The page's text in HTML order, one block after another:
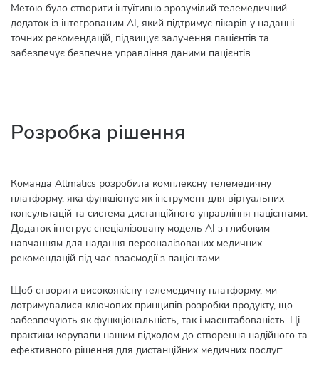
Метою було створити інтуїтивно зрозумілий телемедичний
додаток із інтегрованим AI, який підтримує лікарів у наданні
точних рекомендацій, підвищує залучення пацієнтів та
забезпечує безпечне управління даними пацієнтів.
Розробка рішення
Команда Allmatics розробила комплексну телемедичну
платформу, яка функціонує як інструмент для віртуальних
консультацій та система дистанційного управління пацієнтами.
Додаток інтегрує спеціалізовану модель AI з глибоким
навчанням для надання персоналізованих медичних
рекомендацій під час взаємодії з пацієнтами.
Щоб створити високоякісну телемедичну платформу, ми
дотримувалися ключових принципів розробки продукту, що
забезпечують як функціональність, так і масштабованість. Ці
практики керували нашим підходом до створення надійного та
ефективного рішення для дистанційних медичних послуг: